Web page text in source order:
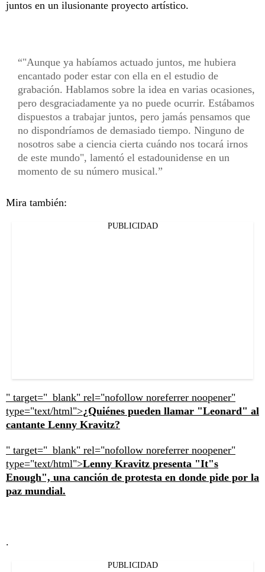
juntos en un ilusionante proyecto artístico.
"Aunque ya habíamos actuado juntos, me hubiera
encantado poder estar con ella en el estudio de
grabación. Hablamos sobre la idea en varias ocasiones,
pero desgraciadamente ya no puede ocurrir. Estábamos
dispuestos a trabajar juntos, pero jamás pensamos que
no dispondríamos de demasiado tiempo. Ninguno de
nosotros sabe a ciencia cierta cuándo nos tocará irnos
de este mundo", lamentó el estadounidense en un
momento de su número musical.
Mira también:
PUBLICIDAD
" target="_blank" rel="nofollow noreferrer noopener"
type="text/html">¿Quiénes pueden llamar "Leonard" al
cantante Lenny Kravitz?
" target="_blank" rel="nofollow noreferrer noopener"
type="text/html">Lenny Kravitz presenta "It"s
Enough", una canción de protesta en donde pide por la
paz mundial.
.
PUBLICIDAD